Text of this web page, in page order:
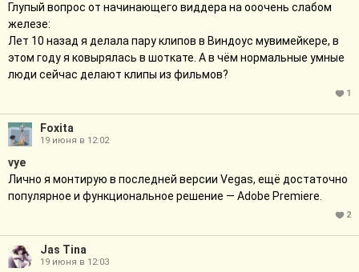
Глупый вопрос от начинающего виддера на ооочень слабом
железе:
Лет 10 назад я делала пару клипов в Виндоус мувимейкере, в
этом году я ковырялась в шоткате. А в чём нормальные умные
люди сейчас делают клипы из фильмов?
1
Foxita
19 июня в 12:02
vye
Лично я монтирую в последней версии Vegas, ещё достаточно
популярное и функциональное решение — Adobe Premiere.
2
Jas Tina
19 июня в 12:03